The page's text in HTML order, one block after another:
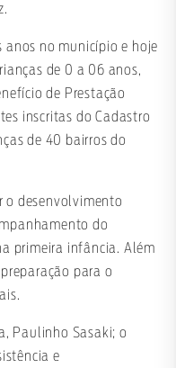
anos no município e hoje
de 0 a 06 anos,
de Prestação
inscritas do Cadastro
de 40 bairros do
o desenvolvimento
do
primeira infância. Além
para o
Paulinho Sasaki; o
e